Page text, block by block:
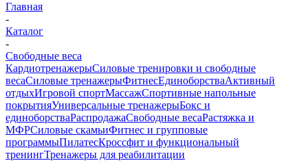
Главная
-
Каталог
-
Свободные веса
КардиотренажерыСиловые тренировки и свободные
весаСиловые тренажерыФитнесЕдиноборстваАктивный
отдыхИгровой спортМассажСпортивные напольные
покрытияУниверсальные тренажерыБокс и
единоборстваРаспродажаСвободные весаРастяжка и
МФРСиловые скамьиФитнес и групповые
программыПилатесКроссфит и функциональный
тренингТренажеры для реабилитации